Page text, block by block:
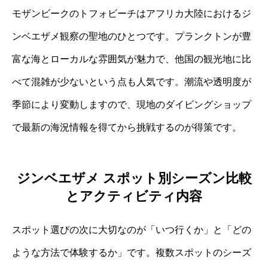
モザンビークのトフォビーチはアフリカ大陸におけるジ
ンベエザメ観察の聖地のひとつです。プランクトンが豊
富な海とローカルな雰囲気が魅力で、他国の観光地に比
べて混雑が少ないという点も人気です。潮流や透明度が
季節により変動しますので、現地のダイビングショップ
で最新の海況情報を得てから挑戦するのが得策です。
ジンベエザメ スポット別シーズン比較
とアクティビティ内容
スポット選びの次に大切なのが「いつ行くか」と「どの
ような方法で体験するか」です。複数スポットのシーズ